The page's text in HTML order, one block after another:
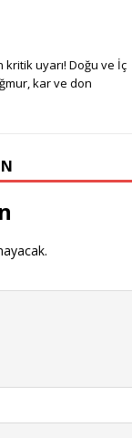
uyarı! Doğu ve İç
kar ve don